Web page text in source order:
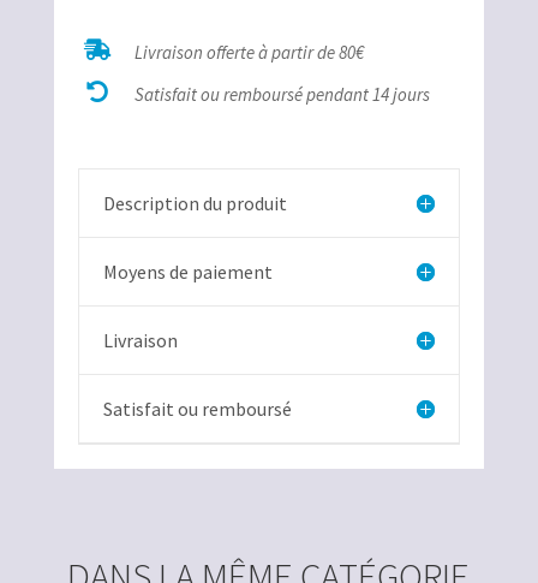
Fer
oval
 Livraison offerte à partir de 80€
 Satisfait ou remboursé pendant 14 jours
Description du produit
Moyens de paiement
Livraison
Satisfait ou remboursé